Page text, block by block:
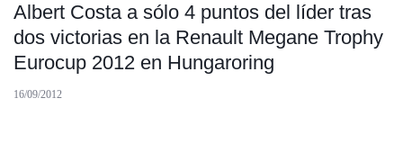
Albert Costa a sólo 4 puntos del líder tras
dos victorias en la Renault Megane Trophy
Eurocup 2012 en Hungaroring
16/09/2012